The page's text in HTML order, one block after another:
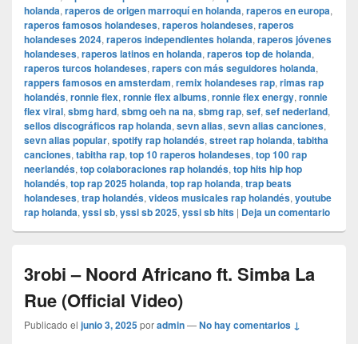
holanda, raperos de origen marroquí en holanda, raperos en europa,
raperos famosos holandeses, raperos holandeses, raperos
holandeses 2024, raperos independientes holanda, raperos jóvenes
holandeses, raperos latinos en holanda, raperos top de holanda,
raperos turcos holandeses, rapers con más seguidores holanda,
rappers famosos en amsterdam, remix holandeses rap, rimas rap
holandés, ronnie flex, ronnie flex albums, ronnie flex energy, ronnie
flex viral, sbmg hard, sbmg oeh na na, sbmg rap, sef, sef nederland,
sellos discográficos rap holanda, sevn alias, sevn alias canciones,
sevn alias popular, spotify rap holandés, street rap holanda, tabitha
canciones, tabitha rap, top 10 raperos holandeses, top 100 rap
neerlandés, top colaboraciones rap holandés, top hits hip hop
holandés, top rap 2025 holanda, top rap holanda, trap beats
holandeses, trap holandés, videos musicales rap holandés, youtube
rap holanda, yssi sb, yssi sb 2025, yssi sb hits | Deja un comentario
3robi – Noord Africano ft. Simba La
Rue (Official Video)
Publicado el junio 3, 2025poradmin—No hay comentarios ↓